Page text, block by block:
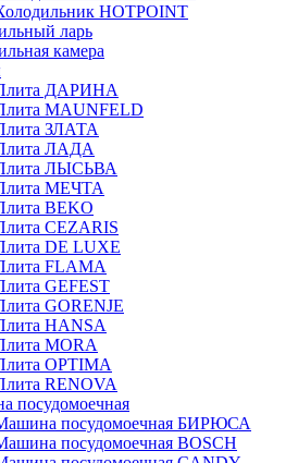
HOTPOINT
ларь
камера
ДАРИНА
MAUNFELD
ЗЛАТА
ЛАДА
ЛЫСЬВА
МЕЧТА
BEKO
CEZARIS
DE LUXE
FLAMA
GEFEST
GORENJE
HANSA
MORA
OPTIMA
RENOVA
посудомоечная
посудомоечная БИРЮСА
посудомоечная BOSCH